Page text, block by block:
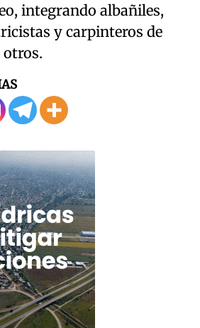
integrando albañiles,
y carpinteros de